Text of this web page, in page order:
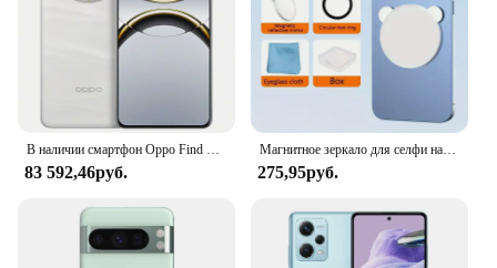
В наличии смартфон Oppo Find X8 Pro, 80 Вт, суперзарядка, 5970 мАч, аккумулятор 6,78 дюйма, AMOLED, 120 Гц, 50,0 МП, размер 9400, Android, 15,0
83 592,46руб.
Магнитное зеркало для селфи на заднюю панель телефона Magsafe, ручной прибор для стриминга телефона, для iPhone, Huawei, Samsung, Xiaomi
275,95руб.